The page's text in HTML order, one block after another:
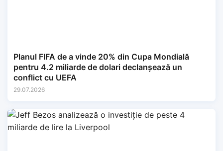
Planul FIFA de a vinde 20% din Cupa Mondială
pentru 4.2 miliarde de dolari declanșează un
conflict cu UEFA
29.07.2026